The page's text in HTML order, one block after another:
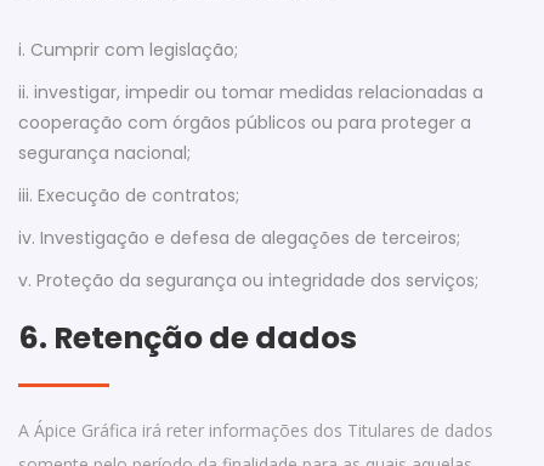
i. Cumprir com legislação;
ii. investigar, impedir ou tomar medidas relacionadas a
cooperação com órgãos públicos ou para proteger a
segurança nacional;
iii. Execução de contratos;
iv. Investigação e defesa de alegações de terceiros;
v. Proteção da segurança ou integridade dos serviços;
6. Retenção de dados
A Ápice Gráfica irá reter informações dos Titulares de dados